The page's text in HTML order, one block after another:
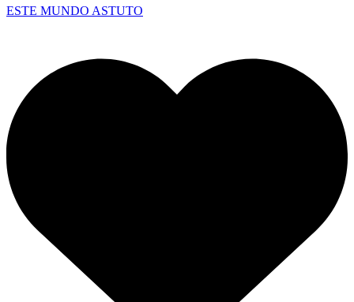
ESTE MUNDO ASTUTO